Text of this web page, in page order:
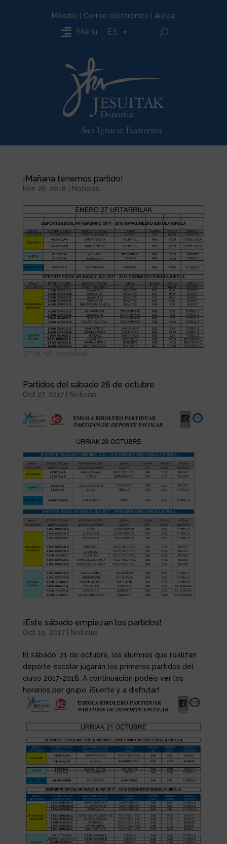
Moodle Correo electrónico Alexia
Menu ES
¡Mañana tenemos partido!
Ene 26, 2018 Noticias
27-01-18_partiduak
Partidos del sábado 28 de octubre
Oct 27, 2017| Noticias
¡Este sábado empiezan los partidos!
Oct 19, 2017| Noticias
El sábado, 21 de octubre, los alumnos que realizan
deporte escolar jugarán los primeros partidos del
curso 2017-2018. A continuación podéis ver los
horarios por grupo. ¡Suerte y a disfrutar!